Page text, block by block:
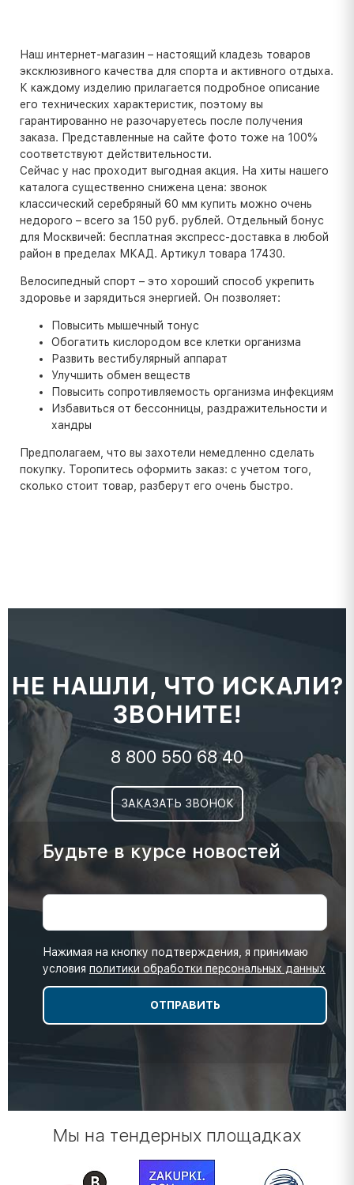
Наш интернет-магазин – настоящий кладезь товаров
эксклюзивного качества для спорта и активного отдыха.
К каждому изделию прилагается подробное описание
его технических характеристик, поэтому вы
гарантированно не разочаруетесь после получения
заказа. Представленные на сайте фото тоже на 100%
соответствуют действительности.
Сейчас у нас проходит выгодная акция. На хиты нашего
каталога существенно снижена цена: звонок
классический серебряный 60 мм купить можно очень
недорого – всего за 150 руб. рублей. Отдельный бонус
для Москвичей: бесплатная экспресс-доставка в любой
район в пределах МКАД. Артикул товара 17430.
Велосипедный спорт – это хороший способ укрепить
здоровье и зарядиться энергией. Он позволяет:
Повысить мышечный тонус
Обогатить кислородом все клетки организма
Развить вестибулярный аппарат
Улучшить обмен веществ
Повысить сопротивляемость организма инфекциям
Избавиться от бессонницы, раздражительности и
хандры
Предполагаем, что вы захотели немедленно сделать
покупку. Торопитесь оформить заказ: с учетом того,
сколько стоит товар, разберут его очень быстро.
НЕ НАШЛИ, ЧТО ИСКАЛИ?
ЗВОНИТЕ!
8 800 550 68 40
ЗАКАЗАТЬ ЗВОНОК
Будьте в курсе новостей
Нажимая на кнопку подтверждения, я принимаю
условия политики обработки персональных данных
Мы на тендерных площадках